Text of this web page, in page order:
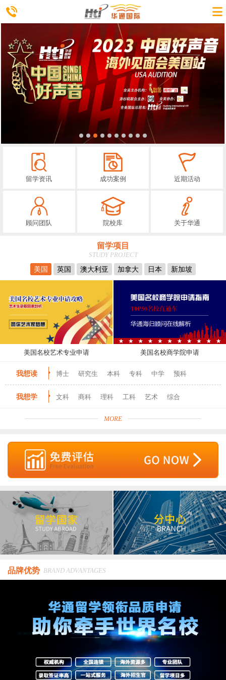
留学资讯 成功案例 近期活动
顾问团队 院校库 关于华通
留学项目
STUDY PROJECT
美国
英国 澳大利亚 加拿大 日本 新加坡
美国名校艺术专业申请 美国名校商学院申请
我想读 博士 研究生 本科 专科 中学 预科
我想学 文科 商科 理科 工科 艺术 综合
MORE
品牌优势 BRAND ADVANTAGES